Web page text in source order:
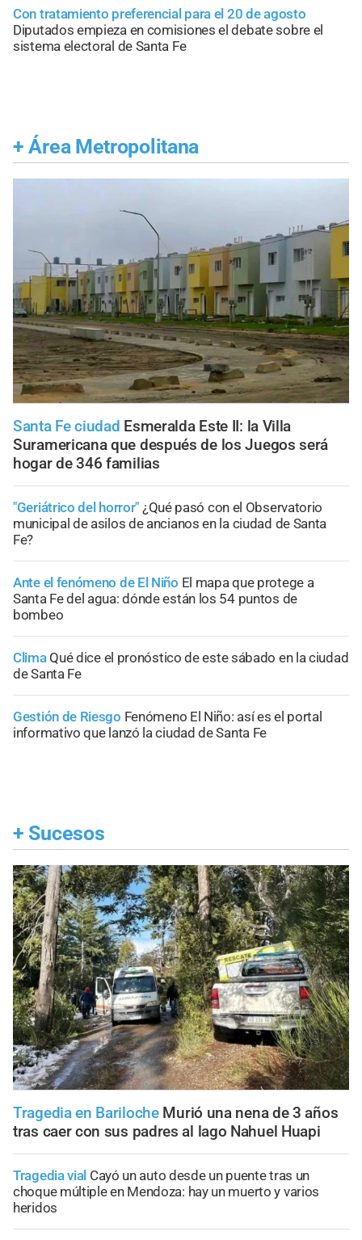
Con tratamiento preferencial para el 20 de agosto
Diputados empieza en comisiones el debate sobre el
sistema electoral de Santa Fe
+ Área Metropolitana
Santa Fe ciudad Esmeralda Este II: la Villa
Suramericana que después de los Juegos será
hogar de 346 familias
"Geriátrico del horror" ¿Qué pasó con el Observatorio
municipal de asilos de ancianos en la ciudad de Santa
Fe?
Ante el fenómeno de El Niño El mapa que protege a
Santa Fe del agua: dónde están los 54 puntos de
bombeo
Clima Qué dice el pronóstico de este sábado en la ciudad
de Santa Fe
Gestión de Riesgo Fenómeno El Niño: así es el portal
informativo que lanzó la ciudad de Santa Fe
+ Sucesos
Tragedia en Bariloche Murió una nena de 3 años
tras caer con sus padres al lago Nahuel Huapi
Tragedia vial Cayó un auto desde un puente tras un
choque múltiple en Mendoza: hay un muerto y varios
heridos